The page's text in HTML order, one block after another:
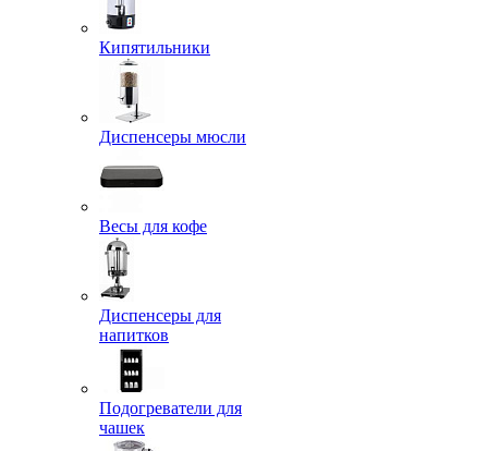
Кипятильники
Диспенсеры мюсли
Весы для кофе
Диспенсеры для
напитков
Подогреватели для
чашек